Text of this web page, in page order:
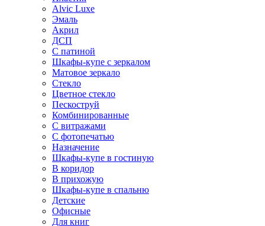
Alvic Luxe
Эмаль
Акрил
ДСП
С патиной
Шкафы-купе с зеркалом
Матовое зеркало
Стекло
Цветное стекло
Пескоструй
Комбинированные
С витражами
С фотопечатью
Назначение
Шкафы-купе в гостиную
В коридор
В прихожую
Шкафы-купе в спальню
Детские
Офисные
Для книг